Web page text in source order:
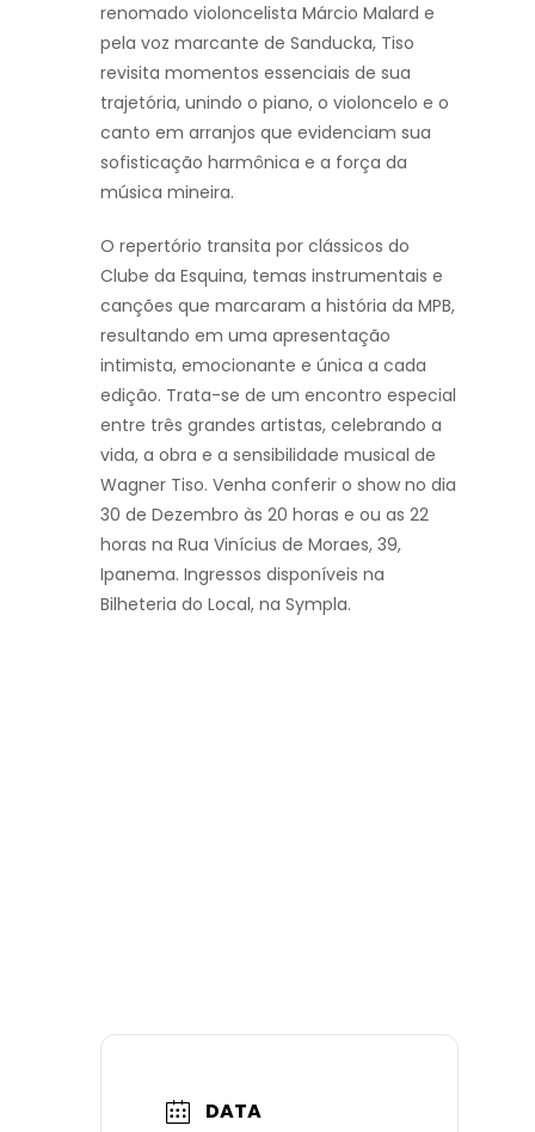
renomado violoncelista Márcio Malard e
pela voz marcante de Sanducka, Tiso
revisita momentos essenciais de sua
trajetória, unindo o piano, o violoncelo e o
canto em arranjos que evidenciam sua
sofisticação harmônica e a força da
música mineira.
O repertório transita por clássicos do
Clube da Esquina, temas instrumentais e
canções que marcaram a história da MPB,
resultando em uma apresentação
intimista, emocionante e única a cada
edição. Trata-se de um encontro especial
entre três grandes artistas, celebrando a
vida, a obra e a sensibilidade musical de
Wagner Tiso. Venha conferir o show no dia
30 de Dezembro às 20 horas e ou as 22
horas na Rua Vinícius de Moraes, 39,
Ipanema. Ingressos disponíveis na
Bilheteria do Local, na Sympla.
DATA